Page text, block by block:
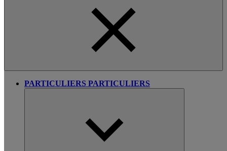
PARTICULIERS PARTICULIERS